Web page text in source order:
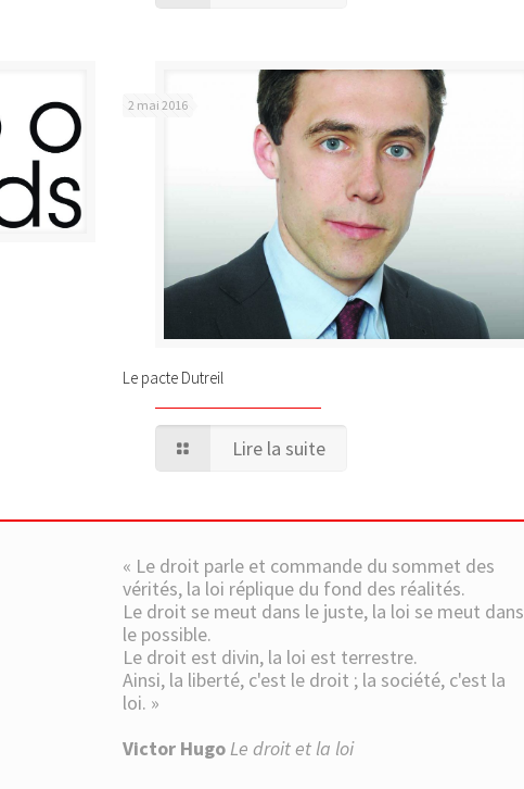
2 mai 2016
Le pacte Dutreil
Lire la suite
« Le droit parle et commande du sommet des
vérités, la loi réplique du fond des réalités.
Le droit se meut dans le juste, la loi se meut dans
le possible.
Le droit est divin, la loi est terrestre.
Ainsi, la liberté, c'est le droit ; la société, c'est la
loi. »
Victor Hugo Le droit et la loi